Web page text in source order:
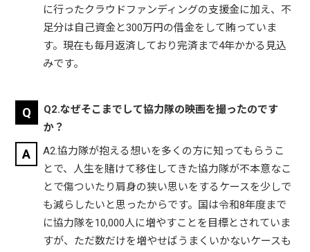
に行ったクラウドファンディングの支援金に加え、不
足分は自己資金と300万円の借金をして賄っていま
す。現在も毎月返済しており完済まで4年かかる見込
みです。
Q2.なぜそこまでして協力隊の映画を撮ったのです
か？
A2.協力隊が抱える想いを多くの方に知ってもらうこ
とで、人生を賭けて移住してきた協力隊が不本意なこ
とで傷ついたり肩身の狭い思いをするケースを少しで
も減らしたいと思ったからです。国は令和8年度まで
に協力隊を10,000人に増やすことを目標とされていま
すが、ただ数だけを増やせばうまくいかないケースも